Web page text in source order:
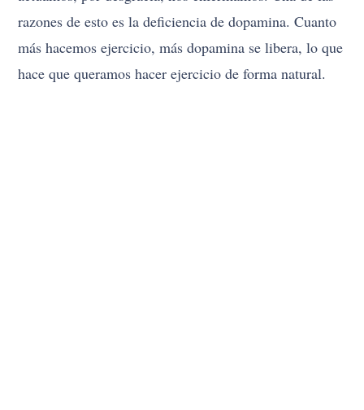
razones de esto es la deficiencia de dopamina. Cuanto
más hacemos ejercicio, más dopamina se libera, lo que
hace que queramos hacer ejercicio de forma natural.